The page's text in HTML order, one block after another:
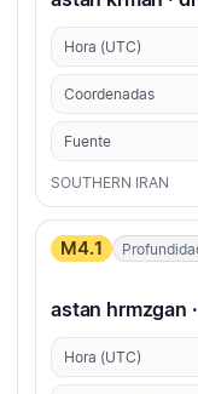
Hora (UTC)
Coordenadas
Fuente
SOUTHERN IRAN
M4.1
astan hrmzgan
Hora (UTC)